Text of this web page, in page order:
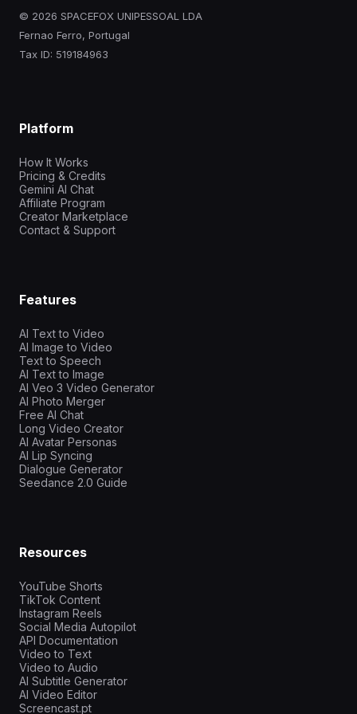
© 2026 SPACEFOX UNIPESSOAL LDA
Fernao Ferro, Portugal
Tax ID: 519184963
Platform
How It Works
Pricing & Credits
Gemini AI Chat
Affiliate Program
Creator Marketplace
Contact & Support
Features
AI Text to Video
AI Image to Video
Text to Speech
AI Text to Image
AI Veo 3 Video Generator
AI Photo Merger
Free AI Chat
Long Video Creator
AI Avatar Personas
AI Lip Syncing
Dialogue Generator
Seedance 2.0 Guide
Resources
YouTube Shorts
TikTok Content
Instagram Reels
Social Media Autopilot
API Documentation
Video to Text
Video to Audio
AI Subtitle Generator
AI Video Editor
Screencast.pt